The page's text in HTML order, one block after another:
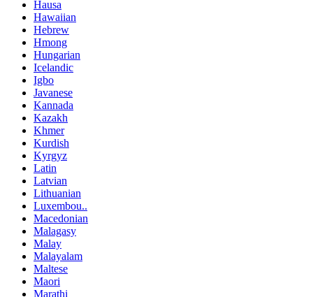
Hausa
Hawaiian
Hebrew
Hmong
Hungarian
Icelandic
Igbo
Javanese
Kannada
Kazakh
Khmer
Kurdish
Kyrgyz
Latin
Latvian
Lithuanian
Luxembou..
Macedonian
Malagasy
Malay
Malayalam
Maltese
Maori
Marathi